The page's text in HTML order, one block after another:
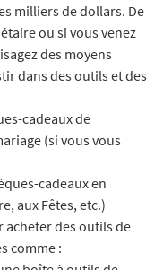
milliers de dollars. De
ou si vous venez
des moyens
dans des outils et des
cadeaux de
(si vous vous
cadeaux en
aux Fêtes, etc.)
acheter des outils de
comme :